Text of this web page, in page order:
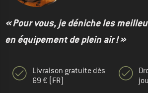
« Pour vous, je déniche les
en équipement de plein air ! »
Livraison gratuite dès
69 € (FR)